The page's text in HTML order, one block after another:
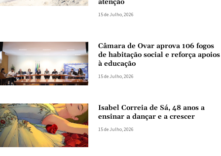
atenção
15 de Julho, 2026
Câmara de Ovar aprova 106 fogos
de habitação social e reforça apoios
à educação
15 de Julho, 2026
Isabel Correia de Sá, 48 anos a
ensinar a dançar e a crescer
15 de Julho, 2026